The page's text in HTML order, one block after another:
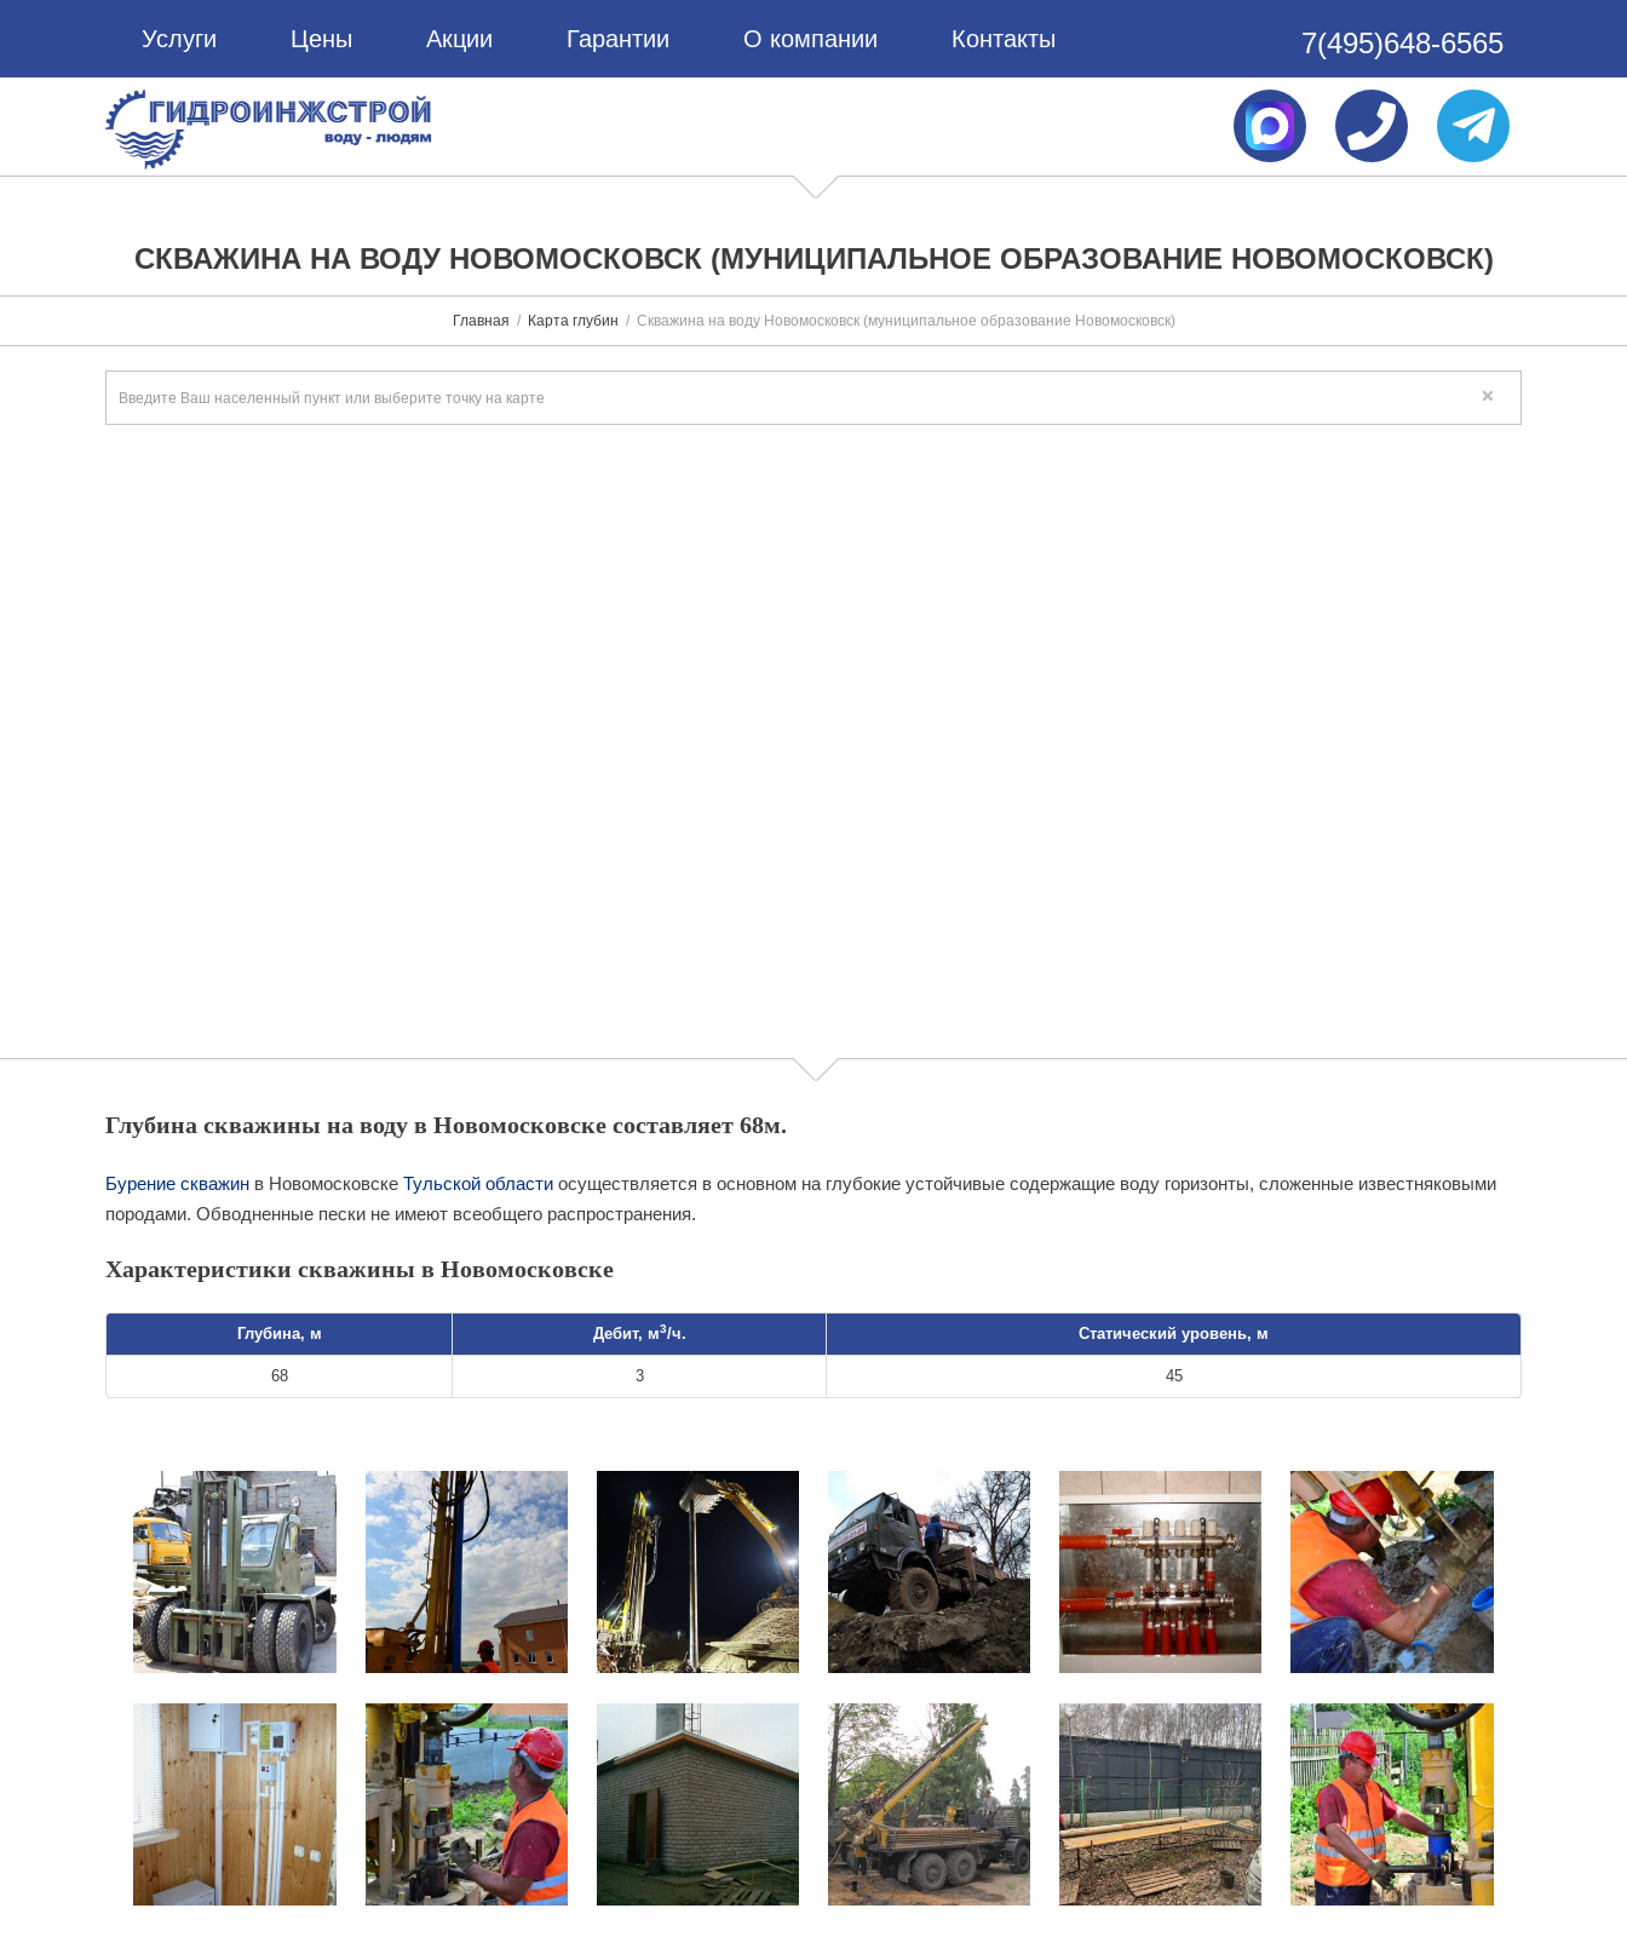
Услуги Цены Акции Гарантии О компании Контакты 7(495)648-6565
СКВАЖИНА НА ВОДУ НОВОМОСКОВСК (МУНИЦИПАЛЬНОЕ ОБРАЗОВАНИЕ НОВОМОСКОВСК)
Главная Карта глубин Скважина на воду Новомосковск (муниципальное образование Новомосковск)
Глубина скважины на воду в Новомосковске составляет 68м.
Бурение скважин в Новомосковске Тульской области осуществляется в основном на глубокие устойчивые содержащие воду горизонты, сложенные известняковыми
породами. Обводненные пески не имеют всеобщего распространения.
Характеристики скважины в Новомосковске
Глубина, м Дебит, м3/ч. Статический уровень, м
68 3 45